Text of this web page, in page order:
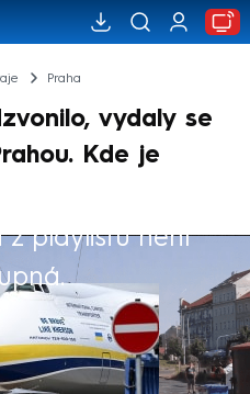
Praha
vydaly se
Kde je
playlistu není